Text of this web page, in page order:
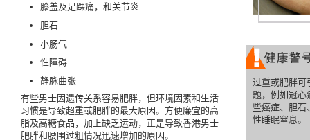
膝盖及足踝痛，和关节炎
胆石
小肠气
性障碍
静脉曲张
有些男士因遗传关系容易肥胖，但环境因素和生活
习惯是导致超重或肥胖的最大原因。方便廉宜的高
脂及高糖食品，加上缺乏运动，正是导致香港男士
肥胖和腰围过粗情况迅速增加的原因。
过重或肥胖可
题，例如冠心
些癌症、胆石
性睡眠窒息。